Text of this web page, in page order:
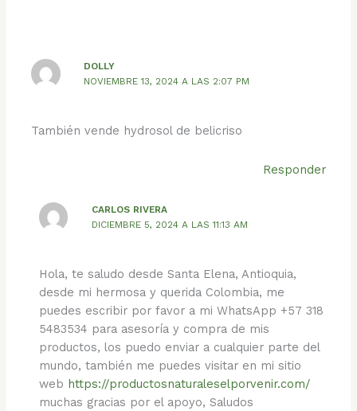
DOLLY
NOVIEMBRE 13, 2024 A LAS 2:07 PM
También vende hydrosol de belicriso
Responder
CARLOS RIVERA
DICIEMBRE 5, 2024 A LAS 11:13 AM
Hola, te saludo desde Santa Elena, Antioquia,
desde mi hermosa y querida Colombia, me
puedes escribir por favor a mi WhatsApp +57 318
5483534 para asesoría y compra de mis
productos, los puedo enviar a cualquier parte del
mundo, también me puedes visitar en mi sitio
web https://productosnaturaleselporvenir.com/
muchas gracias por el apoyo, Saludos